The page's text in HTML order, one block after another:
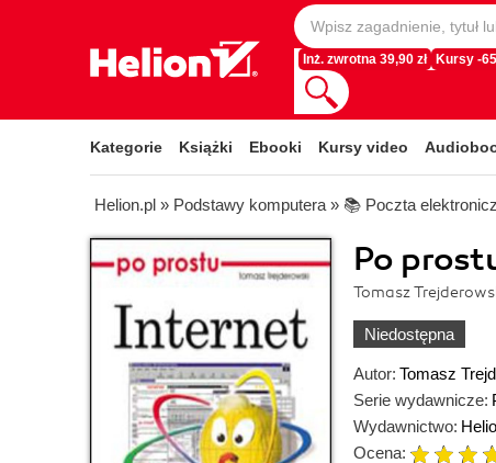
Inż. zwrotna 39,90 zł Kursy -
Kategorie Książki Ebooki Kursy video
Helion.pl » Podstawy komputera » 📚 Poczta
Po
Tomasz
Niedostępna
Autor: Tomasz
Serie wydawnicze:
Wydawnictwo:
Ocena: